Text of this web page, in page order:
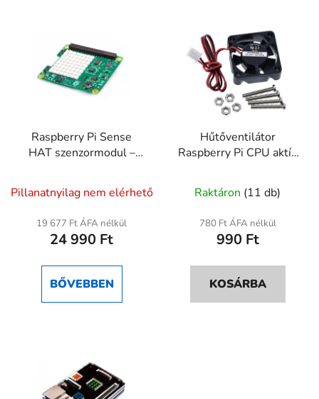
Raspberry Pi Sense
HAT szenzormodul –
mátrix
Pillanatnyilag nem elérhető
19 677 Ft ÁFA nélkül
24 990 Ft
BŐVEBBEN
Hűtőventilátor
Raspberry Pi CPU aktív
csavarokkal
Raktáron (11 db)
780 Ft ÁFA nélkül
990 Ft
KOSÁRBA